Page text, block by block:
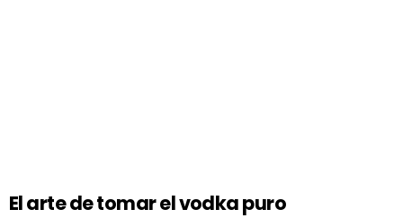
El arte de tomar el vodka puro